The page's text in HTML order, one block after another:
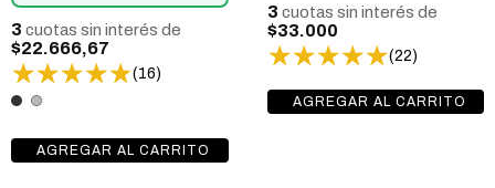
(16)
3 cuotas sin interés de
$22.666,67 (22)
3 cuotas sin interés de
$33.000